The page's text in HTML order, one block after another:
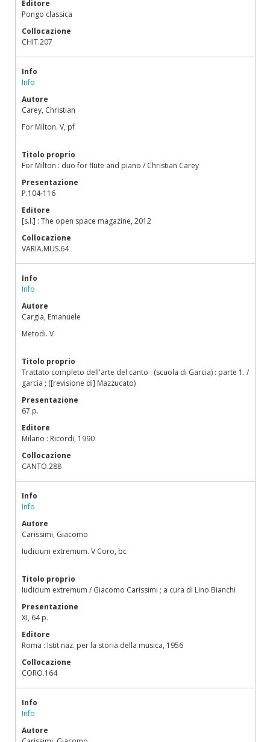
Editore
Pongo classica
Collocazione
CHIT.207
Info
Info
Autore
Carey, Christian
For Milton. V, pf
Titolo proprio
For Milton : duo for flute and piano / Christian Carey
Presentazione
P.104-116
Editore
[s.l.] : The open space magazine, 2012
Collocazione
VARIA.MUS.64
Info
Info
Autore
Cargia, Emanuele
Metodi. V
Titolo proprio
Trattato completo dell'arte del canto : (scuola di Garcia) : parte 1. /
garcia ; ([revisione di] Mazzucato)
Presentazione
67 p.
Editore
Milano : Ricordi, 1990
Collocazione
CANTO.288
Info
Info
Autore
Carissimi, Giacomo
Iudicium extremum. V Coro, bc
Titolo proprio
Iudicium extremum / Giacomo Carissimi ; a cura di Lino Bianchi
Presentazione
XI, 64 p.
Editore
Roma : Istit naz. per la storia della musica, 1956
Collocazione
CORO.164
Info
Info
Autore